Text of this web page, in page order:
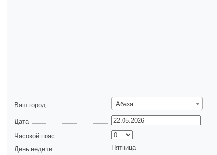
Ваш город Абаза
Дата
Часовой пояс
День недели
Пятница